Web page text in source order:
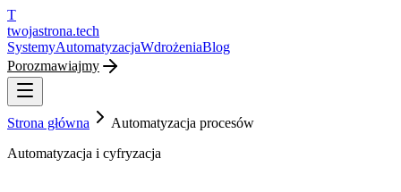
T
twojastrona.tech
SystemyAutomatyzacjaWdrożeniaBlog
Porozmawiajmy
Strona główna
Automatyzacja procesów
Automatyzacja i cyfryzacja